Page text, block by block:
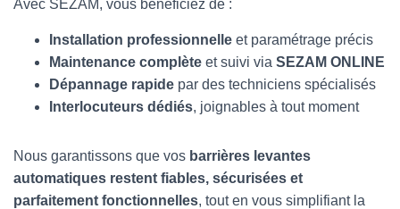
Avec SEZAM, vous bénéficiez de :
Installation professionnelle et paramétrage précis
Maintenance complète et suivi via SEZAM ONLINE
Dépannage rapide par des techniciens spécialisés
Interlocuteurs dédiés, joignables à tout moment
Nous garantissons que vos barrières levantes
automatiques restent fiables, sécurisées et
parfaitement fonctionnelles, tout en vous simplifiant la